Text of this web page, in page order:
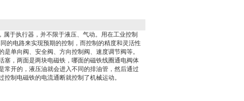
于执行器，并不限于液压、气动。用在工业控制
的电路来实现预期的控制，而控制的精度和灵活性
单向阀、安全阀、方向控制阀、速度调节阀等。
塞，两面是两块电磁铁 ，哪面的磁铁线圈通电阀体
开的，液压油就会进入不同的排油管，然后通过
控制电磁铁的电流通断就控制了机械运动。